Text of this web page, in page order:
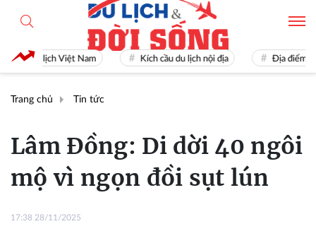
Du lịch Việt Nam Kích cầu du lịch nội địa Địa điểm du
Trang chủ Tin tức
Lâm Đồng: Di dời 40 ngôi
mộ vì ngọn đồi sụt lún
17:38 28/11/2025